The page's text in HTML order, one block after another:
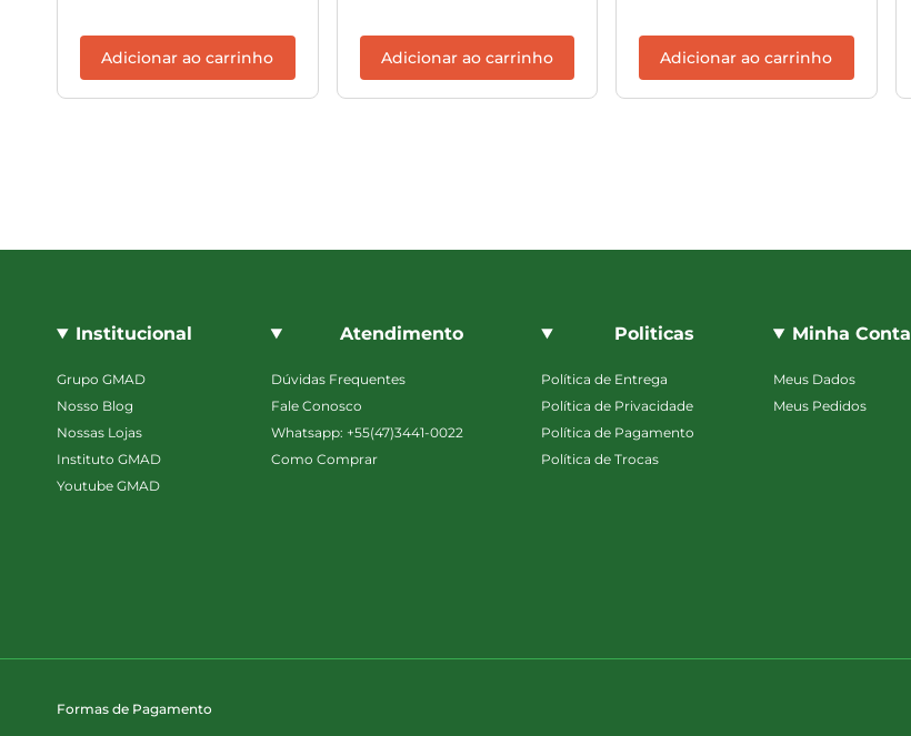
Adicionar ao carrinho Adicionar ao carrinho Adicionar ao carrinho
Institucional
Grupo GMAD
Nosso Blog
Nossas Lojas
Instituto GMAD
Youtube GMAD
Atendimento
Dúvidas Frequentes
Fale Conosco
Whatsapp: +55(47)3441-0022
Como Comprar
Politicas
Política de Entrega
Política de Privacidade
Política de Pagamento
Política de Trocas
Minha Conta
Meus Dados
Meus Pedidos
Formas de Pagamento